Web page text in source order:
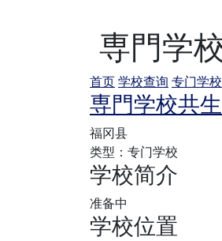
専門学
首页学校查询 专门学
専門学校共
福冈县
类型：专门学校
学校简介
准备中
学校位置